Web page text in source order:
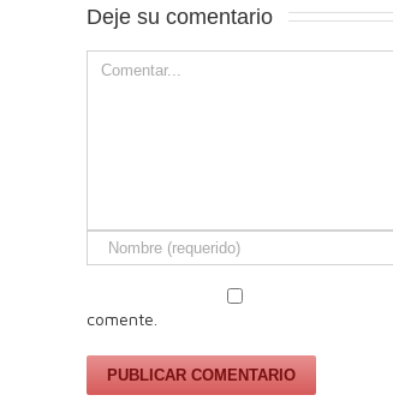
Deje su comentario
comente.